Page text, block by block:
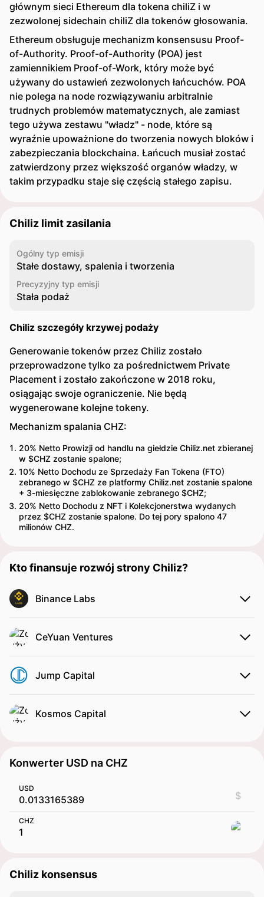
głównym sieci Ethereum dla tokena chiliZ i w
zezwolonej sidechain chiliZ dla tokenów głosowania.
Ethereum obsługuje mechanizm konsensusu Proof-
of-Authority. Proof-of-Authority (POA) jest
zamiennikiem Proof-of-Work, który może być
używany do ustawień zezwolonych łańcuchów. POA
nie polega na node rozwiązywaniu arbitralnie
trudnych problemów matematycznych, ale zamiast
tego używa zestawu "władz" - node, które są
wyraźnie upoważnione do tworzenia nowych bloków i
zabezpieczania blockchaina. Łańcuch musiał zostać
zatwierdzony przez większość organów władzy, w
takim przypadku staje się częścią stałego zapisu.
Chiliz limit zasilania
Ogólny typ emisji
Stałe dostawy, spalenia i tworzenia
Precyzyjny typ emisji
Stała podaż
Chiliz szczegóły krzywej podaży
Generowanie tokenów przez Chiliz zostało
przeprowadzone tylko za pośrednictwem Private
Placement i zostało zakończone w 2018 roku,
osiągając swoje ograniczenie. Nie będą
wygenerowane kolejne tokeny.
Mechanizm spalania CHZ:
20% Netto Prowizji od handlu na giełdzie Chiliz.net zbieranej
w $CHZ zostanie spalone;
10% Netto Dochodu ze Sprzedaży Fan Tokena (FTO)
zebranego w $CHZ ze platformy Chiliz.net zostanie spalone
+ 3-miesięczne zablokowanie zebranego $CHZ;
20% Netto Dochodu z NFT i Kolekcjonerstwa wydanych
przez $CHZ zostanie spalone. Do tej pory spalono 47
milionów CHZ.
Kto finansuje rozwój strony Chiliz?
Binance Labs
CeYuan Ventures
Jump Capital
Kosmos Capital
Konwerter USD na CHZ
USD
$
CHZ
Chiliz konsensus